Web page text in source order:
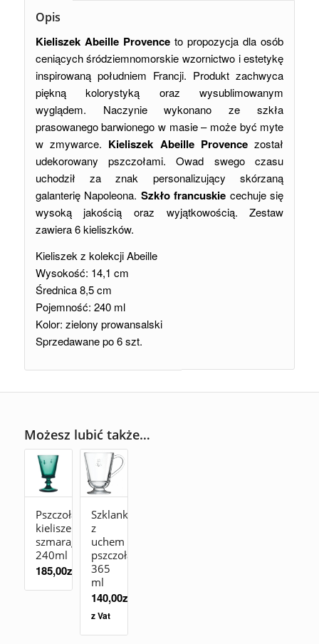
Opis
Kieliszek Abeille Provenceto propozycja dla osób
ceniących śródziemnomorskie wzornictwo i estetykę
inspirowaną południem Francji. Produkt zachwyca
piękną kolorystyką oraz wysublimowanym
wyglądem. Naczynie wykonano ze szkła
prasowanego barwionego w masie – może być myte
w zmywarce. Kieliszek Abeille Provence został
udekorowany pszczołami. Owad swego czasu
uchodził za znak personalizujący skórzaną
galanterię Napoleona. Szkło francuskie cechuje się
wysoką jakością oraz wyjątkowością. Zestaw
zawiera 6 kieliszków.
Kieliszek z kolekcji Abeille
Wysokość: 14,1 cm
Średnica 8,5 cm
Pojemność: 240 ml
Kolor: zielony prowansalski
Sprzedawane po 6 szt.
Możesz lubić także…
Pszczoła
kieliszek
szmaragd
240ml
185,00zł
Szklanka
z
uchem
pszczoła
365
ml
140,00zł
z Vat